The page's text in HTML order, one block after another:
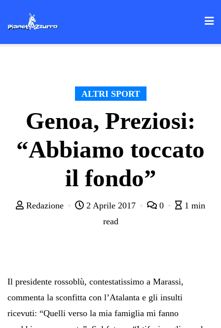
ALTRI SPORT
Genoa, Preziosi:
“Abbiamo toccato
il fondo”
Redazione 2 Aprile 2017 0
1 min
read
Il presidente rossoblù, contestatissimo a Marassi,
commenta la sconfitta con l’Atalanta e gli insulti
ricevuti: “Quelli verso la mia famiglia mi fanno